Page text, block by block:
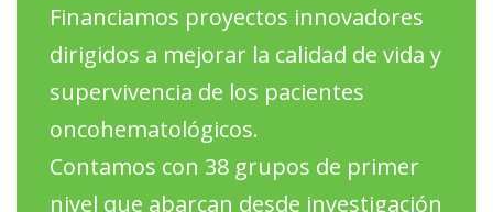
Financiamos proyectos innovadores
dirigidos a mejorar la calidad de vida y
supervivencia de los pacientes
oncohematológicos.
Contamos con 38 grupos de primer
nivel que abarcan desde investigación